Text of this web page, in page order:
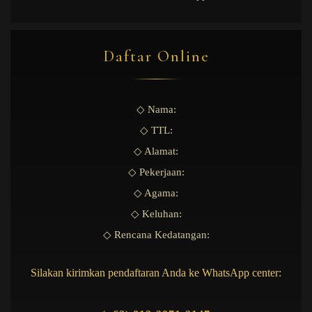
Daftar Online
◇ Nama:
◇ TTL:
◇ Alamat:
◇ Pekerjaan:
◇ Agama:
◇ Keluhan:
◇ Rencana Kedatangan:
Silakan kirimkan pendaftaran Anda ke WhatsApp center: